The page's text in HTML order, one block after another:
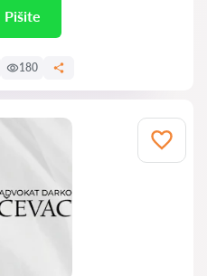
Pišite
180